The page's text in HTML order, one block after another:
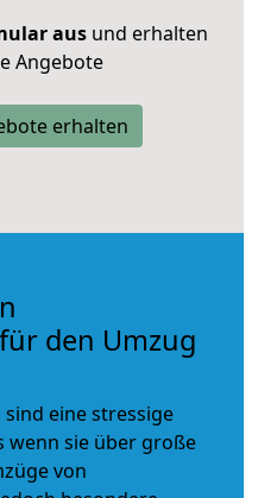
ausund erhalten
Angebote
erhalten
den Umzug
eine stressige
wenn sie über große
von